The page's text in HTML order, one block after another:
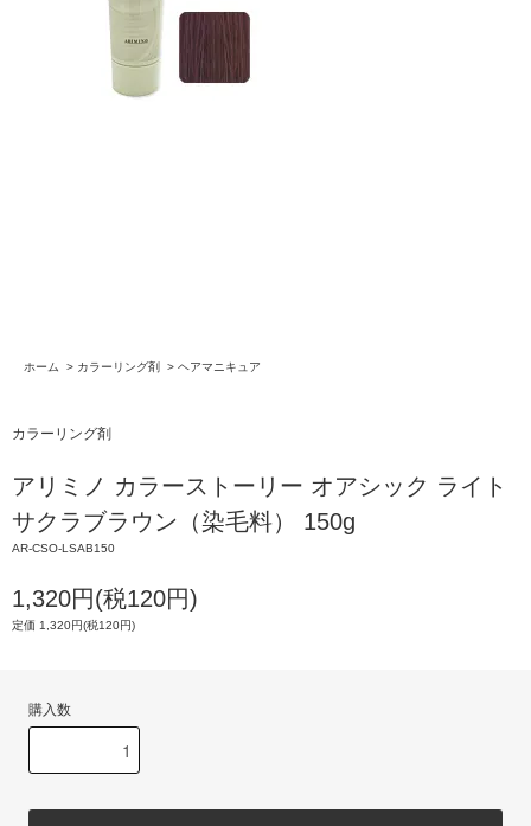
ホーム > カラーリング剤 > ヘアマニキュア
カラーリング剤
アリミノ カラーストーリー オアシック ライト
サクラブラウン（染毛料） 150g
AR-CSO-LSAB150
1,320円(税120円)
定価 1,320円(税120円)
購入数